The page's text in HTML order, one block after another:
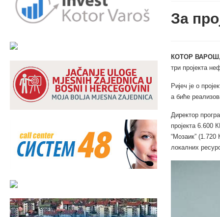
За
КОТОР
три пројекта
Ријеч је о
а биће
Директор
пројекта 6.600
“Мозаик”
локалних